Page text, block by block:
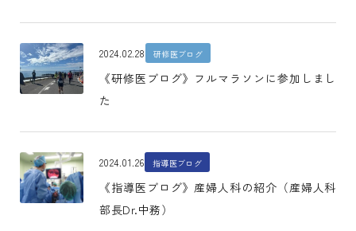
2024.02.28 研修医ブログ
《研修医ブログ》フルマラソンに参加しまし
た
2024.01.26 指導医ブログ
《指導医ブログ》産婦人科の紹介（産婦人科
部長Dr.中務）